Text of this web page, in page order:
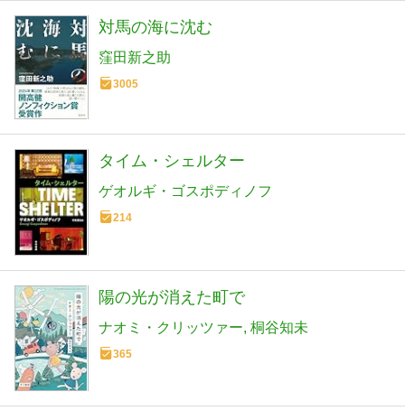
対馬の海に沈む
窪田新之助
3005
タイム・シェルター
ゲオルギ・ゴスポディノフ
214
陽の光が消えた町で
ナオミ・クリッツァー 桐谷知未
365